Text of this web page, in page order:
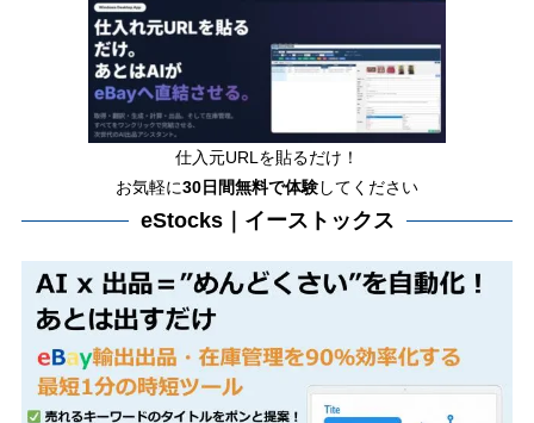
仕入元URLを貼るだけ！
お気軽に30日間無料で体験してください
eStocks｜イーストックス